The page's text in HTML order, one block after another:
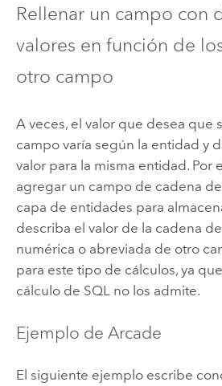
Rellenar un campo con
valores en función de
otro campo
A veces, el valor que desea que
campo varía según la entidad y
valor para la misma entidad. Por
agregar un campo de cadena
capa de entidades para
describa el valor de la cadena
numérica o abreviada de otro
para este tipo de cálculos, ya
cálculo de SQL no los admite.
Ejemplo de Arcade
El siguiente ejemplo escribe